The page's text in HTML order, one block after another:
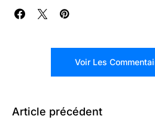
Voir Les
Article précédent